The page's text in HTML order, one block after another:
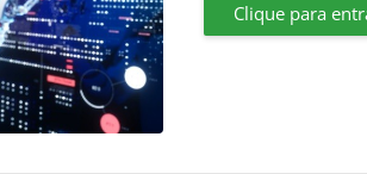
Clique para